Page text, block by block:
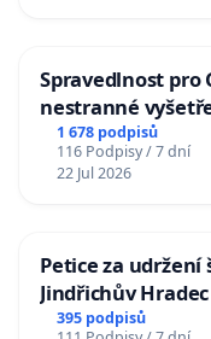
Spravedlnost pro
nestranné
1 678 podpisů
116 Podpisy / 7 dní
22 Jul 2026
Petice za udržení
Jindřichův Hradec
395 podpisů